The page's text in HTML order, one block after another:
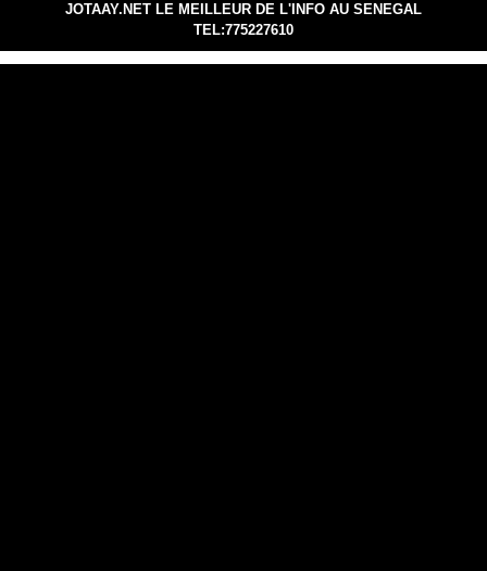
JOTAAY.NET LE MEILLEUR DE L'INFO AU SENEGAL
TEL:775227610